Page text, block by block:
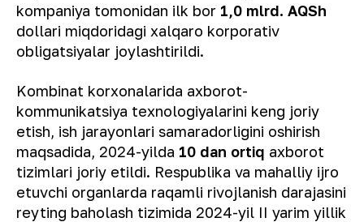
kompaniya tomonidan ilk bor 1,0 mlrd. AQSh
dollari miqdoridagi xalqaro korporativ
obligatsiyalar joylashtirildi.
Kombinat korxonalarida axborot-
kommunikatsiya texnologiyalarini keng joriy
etish, ish jarayonlari samaradorligini oshirish
maqsadida, 2024-yilda 10 dan ortiq axborot
tizimlari joriy etildi. Respublika va mahalliy ijro
etuvchi organlarda raqamli rivojlanish darajasini
reyting baholash tizimida 2024-yil II yarim yillik